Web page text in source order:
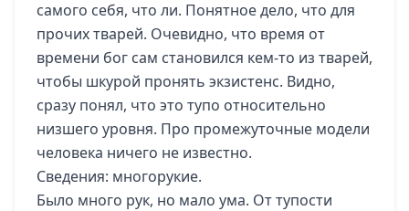
самого себя, что ли. Понятное дело, что для
прочих тварей. Очевидно, что время от
времени бог сам становился кем-то из тварей,
чтобы шкурой пронять экзистенс. Видно,
сразу понял, что это тупо относительно
низшего уровня. Про промежуточные модели
человека ничего не известно.
Сведения: многорукие.
Было много рук, но мало ума. От тупости